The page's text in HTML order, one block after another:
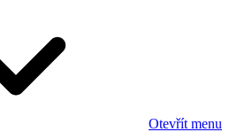
Otevřít menu